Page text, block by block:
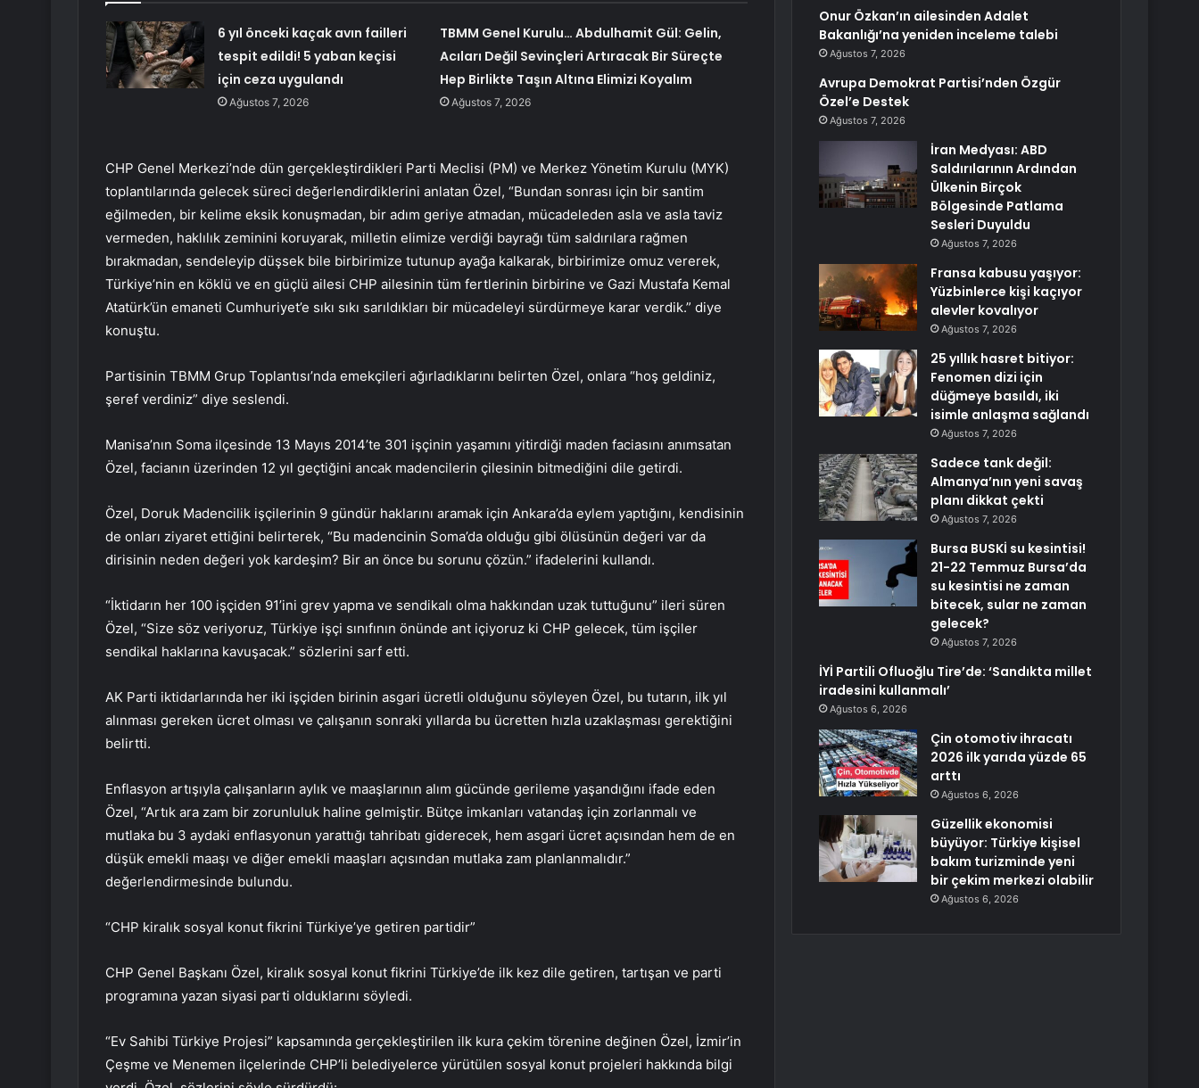
6 yıl önceki kaçak avın failleri
tespit edildi! 5 yaban keçisi
için ceza uygulandı
Ağustos 7, 2026
TBMM Genel Kurulu… Abdulhamit Gül: Gelin,
Acıları Değil Sevinçleri Artıracak Bir Süreçte
Hep Birlikte Taşın Altına Elimizi Koyalım
Ağustos 7, 2026
CHP Genel Merkezi’nde dün gerçekleştirdikleri Parti Meclisi (PM) ve Merkez Yönetim Kurulu (MYK)
toplantılarında gelecek süreci değerlendirdiklerini anlatan Özel, “Bundan sonrası için bir santim
eğilmeden, bir kelime eksik konuşmadan, bir adım geriye atmadan, mücadeleden asla ve asla taviz
vermeden, haklılık zeminini koruyarak, milletin elimize verdiği bayrağı tüm saldırılara rağmen
bırakmadan, sendeleyip düşsek bile birbirimize tutunup ayağa kalkarak, birbirimize omuz vererek,
Türkiye’nin en köklü ve en güçlü ailesi CHP ailesinin tüm fertlerinin birbirine ve Gazi Mustafa Kemal
Atatürk’ün emaneti Cumhuriyet’e sıkı sıkı sarıldıkları bir mücadeleyi sürdürmeye karar verdik.” diye
konuştu.
Partisinin TBMM Grup Toplantısı’nda emekçileri ağırladıklarını belirten Özel, onlara “hoş geldiniz,
şeref verdiniz” diye seslendi.
Manisa’nın Soma ilçesinde 13 Mayıs 2014’te 301 işçinin yaşamını yitirdiği maden faciasını anımsatan
Özel, facianın üzerinden 12 yıl geçtiğini ancak madencilerin çilesinin bitmediğini dile getirdi.
Özel, Doruk Madencilik işçilerinin 9 gündür haklarını aramak için Ankara’da eylem yaptığını, kendisinin
de onları ziyaret ettiğini belirterek, “Bu madencinin Soma’da olduğu gibi ölüsünün değeri var da
dirisinin neden değeri yok kardeşim? Bir an önce bu sorunu çözün.” ifadelerini kullandı.
“İktidarın her 100 işçiden 91’ini grev yapma ve sendikalı olma hakkından uzak tuttuğunu” ileri süren
Özel, “Size söz veriyoruz, Türkiye işçi sınıfının önünde ant içiyoruz ki CHP gelecek, tüm işçiler
sendikal haklarına kavuşacak.” sözlerini sarf etti.
AK Parti iktidarlarında her iki işçiden birinin asgari ücretli olduğunu söyleyen Özel, bu tutarın, ilk yıl
alınması gereken ücret olması ve çalışanın sonraki yıllarda bu ücretten hızla uzaklaşması gerektiğini
belirtti.
Enflasyon artışıyla çalışanların aylık ve maaşlarının alım gücünde gerileme yaşandığını ifade eden
Özel, “Artık ara zam bir zorunluluk haline gelmiştir. Bütçe imkanları vatandaş için zorlanmalı ve
mutlaka bu 3 aydaki enflasyonun yarattığı tahribatı giderecek, hem asgari ücret açısından hem de en
düşük emekli maaşı ve diğer emekli maaşları açısından mutlaka zam planlanmalıdır.”
değerlendirmesinde bulundu.
“CHP kiralık sosyal konut fikrini Türkiye’ye getiren partidir”
CHP Genel Başkanı Özel, kiralık sosyal konut fikrini Türkiye’de ilk kez dile getiren, tartışan ve parti
programına yazan siyasi parti olduklarını söyledi.
“Ev Sahibi Türkiye Projesi” kapsamında gerçekleştirilen ilk kura çekim törenine değinen Özel, İzmir’in
Çeşme ve Menemen ilçelerinde CHP’li belediyelerce yürütülen sosyal konut projeleri hakkında bilgi
Onur Özkan’ın ailesinden Adalet
Bakanlığı’na yeniden inceleme talebi
Ağustos 7, 2026
Avrupa Demokrat Partisi’nden Özgür
Özel’e Destek
Ağustos 7, 2026
İran Medyası: ABD
Saldırılarının Ardından
Ülkenin Birçok
Bölgesinde Patlama
Sesleri Duyuldu
Ağustos 7, 2026
Fransa kabusu yaşıyor:
Yüzbinlerce kişi kaçıyor
alevler kovalıyor
Ağustos 7, 2026
25 yıllık hasret bitiyor:
Fenomen dizi için
düğmeye basıldı, iki
isimle anlaşma sağlandı
Ağustos 7, 2026
Sadece tank değil:
Almanya’nın yeni savaş
planı dikkat çekti
Ağustos 7, 2026
Bursa BUSKİ su kesintisi!
21-22 Temmuz Bursa’da
su kesintisi ne zaman
bitecek, sular ne zaman
gelecek?
Ağustos 7, 2026
İYİ Partili Ofluoğlu Tire’de: ‘Sandıkta millet
iradesini kullanmalı’
Ağustos 6, 2026
Çin otomotiv ihracatı
2026 ilk yarıda yüzde 65
arttı
Ağustos 6, 2026
Güzellik ekonomisi
büyüyor: Türkiye kişisel
bakım turizminde yeni
bir çekim merkezi olabilir
Ağustos 6, 2026